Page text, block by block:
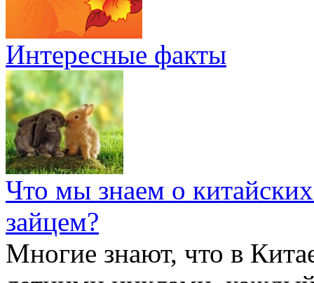
Интересные факты
Что мы знаем о
зайцем?
Многие знают, что в